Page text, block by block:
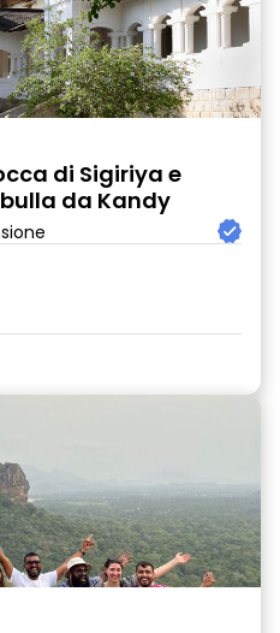
di Sigiriya e
da Kandy